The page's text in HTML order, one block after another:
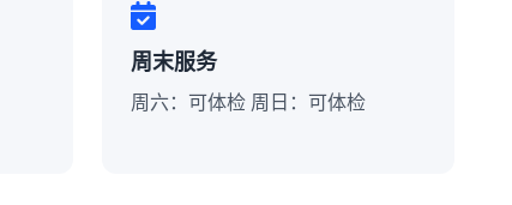
周末服务
周六：可体检 周日：可体检